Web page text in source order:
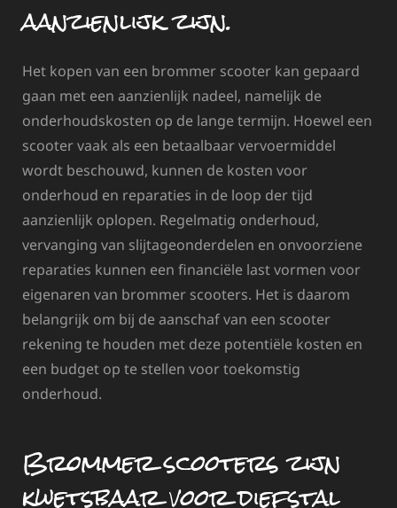
aanzienlijk zijn.
Het kopen van een brommer scooter kan gepaard
gaan met een aanzienlijk nadeel, namelijk de
onderhoudskosten op de lange termijn. Hoewel een
scooter vaak als een betaalbaar vervoermiddel
wordt beschouwd, kunnen de kosten voor
onderhoud en reparaties in de loop der tijd
aanzienlijk oplopen. Regelmatig onderhoud,
vervanging van slijtageonderdelen en onvoorziene
reparaties kunnen een financiële last vormen voor
eigenaren van brommer scooters. Het is daarom
belangrijk om bij de aanschaf van een scooter
rekening te houden met deze potentiële kosten en
een budget op te stellen voor toekomstig
onderhoud.
Brommer scooters zijn
kwetsbaar voor diefstal